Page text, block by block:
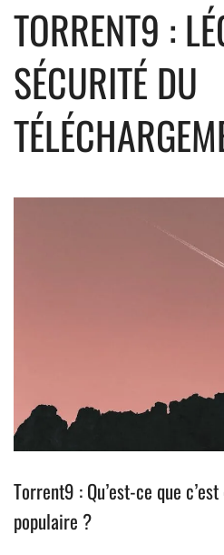
TORRENT9 :
SÉCURITÉ DU
Torrent9 : Qu’est-ce que
populaire ?